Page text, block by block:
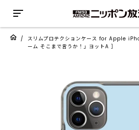
/ スリムプロテクションケース for Apple
ーム そこまで言うか！」ヨットA ］